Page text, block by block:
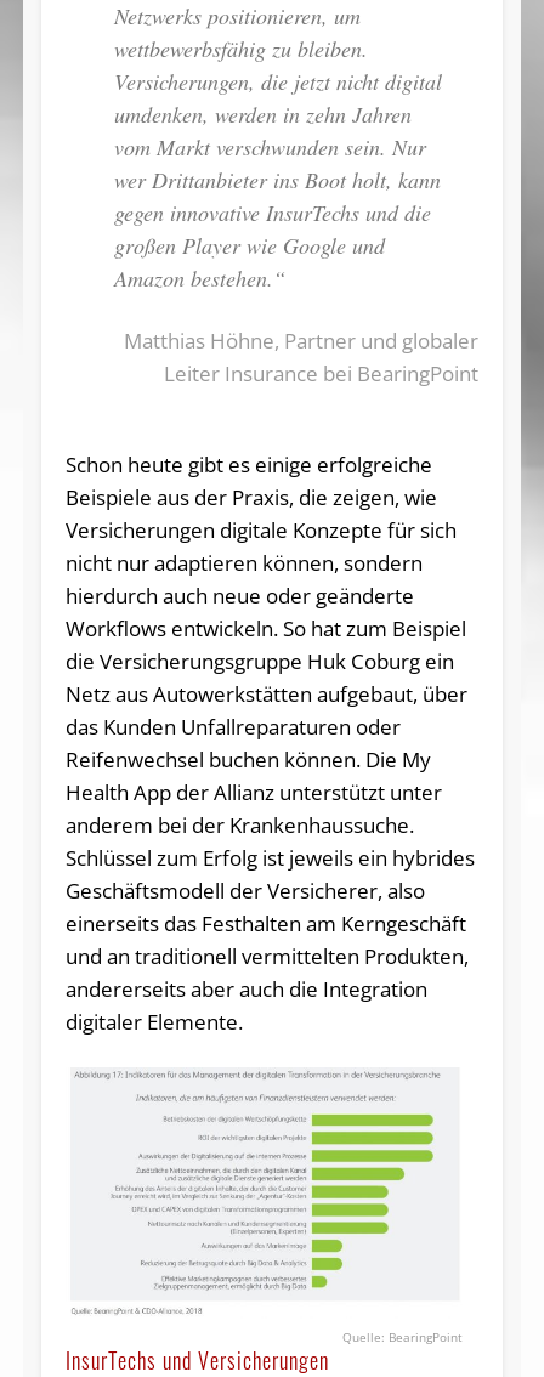
Netzwerks positionieren, um
wettbewerbsfähig zu bleiben.
Versicherungen, die jetzt nicht digital
umdenken, werden in zehn Jahren
vom Markt verschwunden sein. Nur
wer Drittanbieter ins Boot holt, kann
gegen innovative InsurTechs und die
großen Player wie Google und
Amazon bestehen.“
Matthias Höhne, Partner und globaler
Leiter Insurance bei BearingPoint
Schon heute gibt es einige erfolgreiche
Beispiele aus der Praxis, die zeigen, wie
Versicherungen digitale Konzepte für sich
nicht nur adaptieren können, sondern
hierdurch auch neue oder geänderte
Workflows entwickeln. So hat zum Beispiel
die Versicherungsgruppe Huk Coburg ein
Netz aus Autowerkstätten aufgebaut, über
das Kunden Unfallreparaturen oder
Reifenwechsel buchen können. Die My
Health App der Allianz unterstützt unter
anderem bei der Krankenhaussuche.
Schlüssel zum Erfolg ist jeweils ein hybrides
Geschäftsmodell der Versicherer, also
einerseits das Festhalten am Kerngeschäft
und an traditionell vermittelten Produkten,
andererseits aber auch die Integration
digitaler Elemente.
BearingPoint
InsurTechs und Versicherungen